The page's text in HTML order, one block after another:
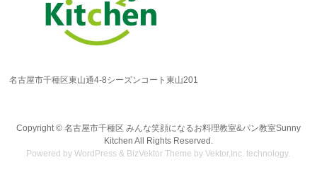
名古屋市千種区東山通4-8シーズンコート東山201
Copyright © 名古屋市千種区 みんな笑顔になるお料理教室&パン教室Sunny
Kitchen All Rights Reserved.
Powered byWordPress & BizVektor Theme by Vektor,Inc. technology.